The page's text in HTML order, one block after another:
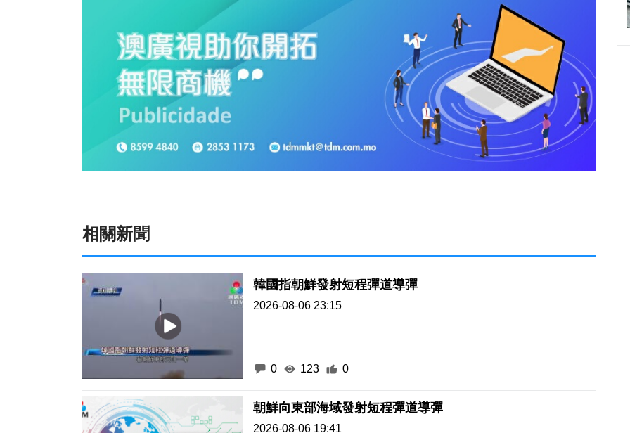
相關新聞
韓國指朝鮮發射短程彈道導彈
2026-08-06 23:15
0 123 0
朝鮮向東部海域發射短程彈道導彈
2026-08-06 19:41